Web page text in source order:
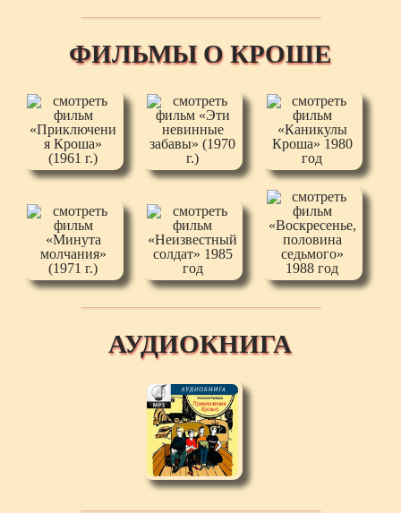
ФИЛЬМЫ О КРОШЕ
АУДИОКНИГА